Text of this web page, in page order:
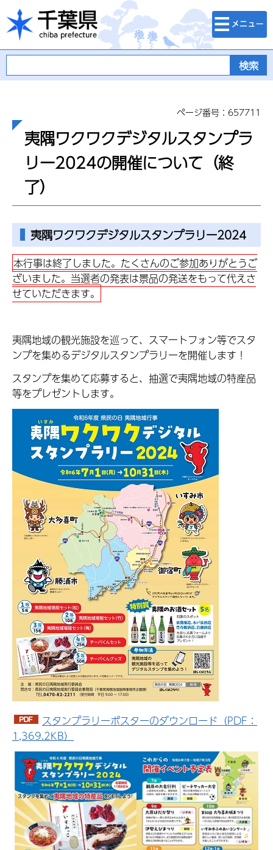
千葉県
検索・メニュ
ー
ページ番号：657711
夷隅ワクワクデジタルスタンプラ
リー2024の開催について（終
了）
夷隅ワクワクデジタルスタンプラリー2024
本行事は終了しました。たくさんのご参加ありがとうご
ざいました。当選者の発表は景品の発送をもって代えさ
せていただきます。
夷隅地域の観光施設を巡って、スマートフォン等でスタ
ンプを集めるデジタルスタンプラリーを開催します！
スタンプを集めて応募すると、抽選で夷隅地域の特産品
等をプレゼントします。
スタンプラリーポスターのダウンロード（PDF：
1,369.2KB）